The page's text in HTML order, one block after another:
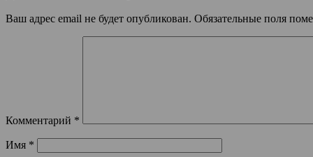
Ваш адрес email не будет опубликован. Обязательные поля
Комментарий *
Имя *